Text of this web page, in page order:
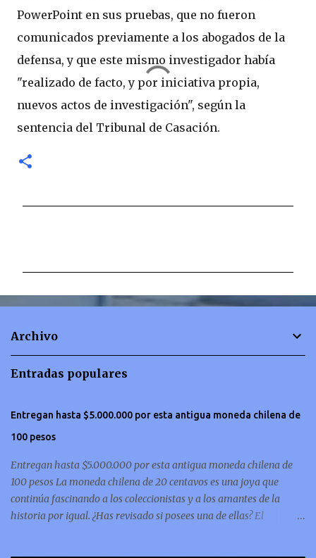
PowerPoint en sus pruebas, que no fueron
comunicados previamente a los abogados de la
defensa, y que este mismo investigador había
"realizado de facto, y por iniciativa propia,
nuevos actos de investigación", según la
sentencia del Tribunal de Casación.
n
Archivo
Entradas populares
Entregan hasta $5.000.000 por esta antigua moneda chilena de
100 pesos
Entregan hasta $5.000.000 por esta antigua moneda chilena de
100 pesos La moneda chilena de 20 centavos es una joya que
continúa fascinando a los coleccionistas y a los amantes de la
historia por igual. ¿Has revisado si posees una de ellas? El